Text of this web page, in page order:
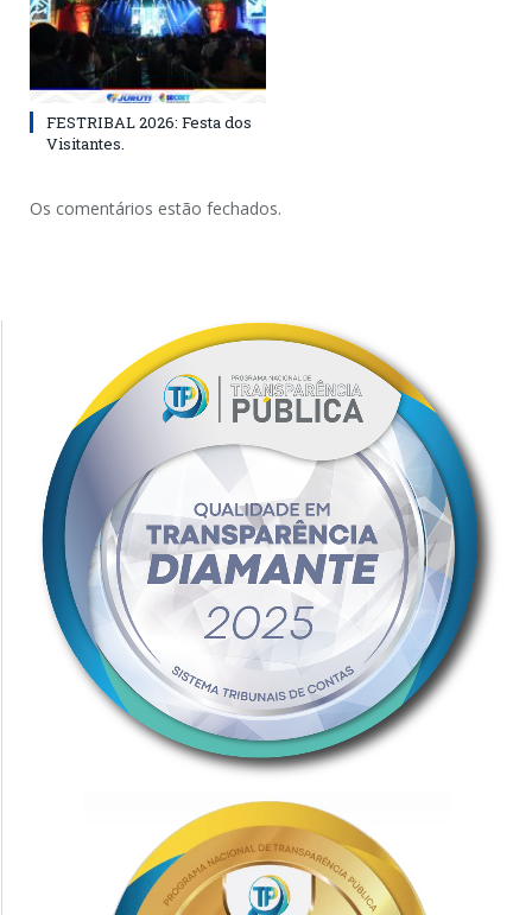
FESTRIBAL 2026: Festa dos
Visitantes.
Os comentários estão fechados.